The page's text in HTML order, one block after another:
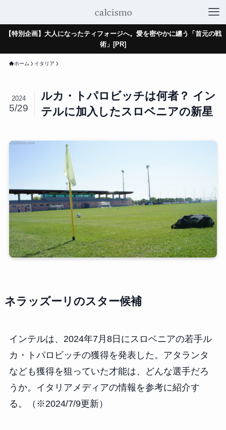
【特別企画】大人になったティフォージへ。愛を密やかに纏う「首元の戦
術」[PR]
ホーム イタリア
ルカ・トパロビッチは何者？ イン
テルに加入したスロベニアの新星
2024
5/29
ネラッズーリのスター候補
インテルは、2024年7月8日にスロベニアの若手ル
カ・トパロビッチの獲得を発表した。アタランタ
なども獲得を狙っていた才能は、どんな選手だろ
うか。イタリアメディアの情報を参考に紹介す
る。（※2024/7/9更新）